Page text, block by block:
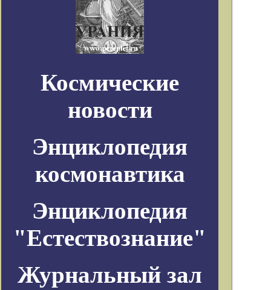
Космические
новости
Энциклопедия
космонавтика
Энциклопедия
"Естествознание"
Журнальный зал